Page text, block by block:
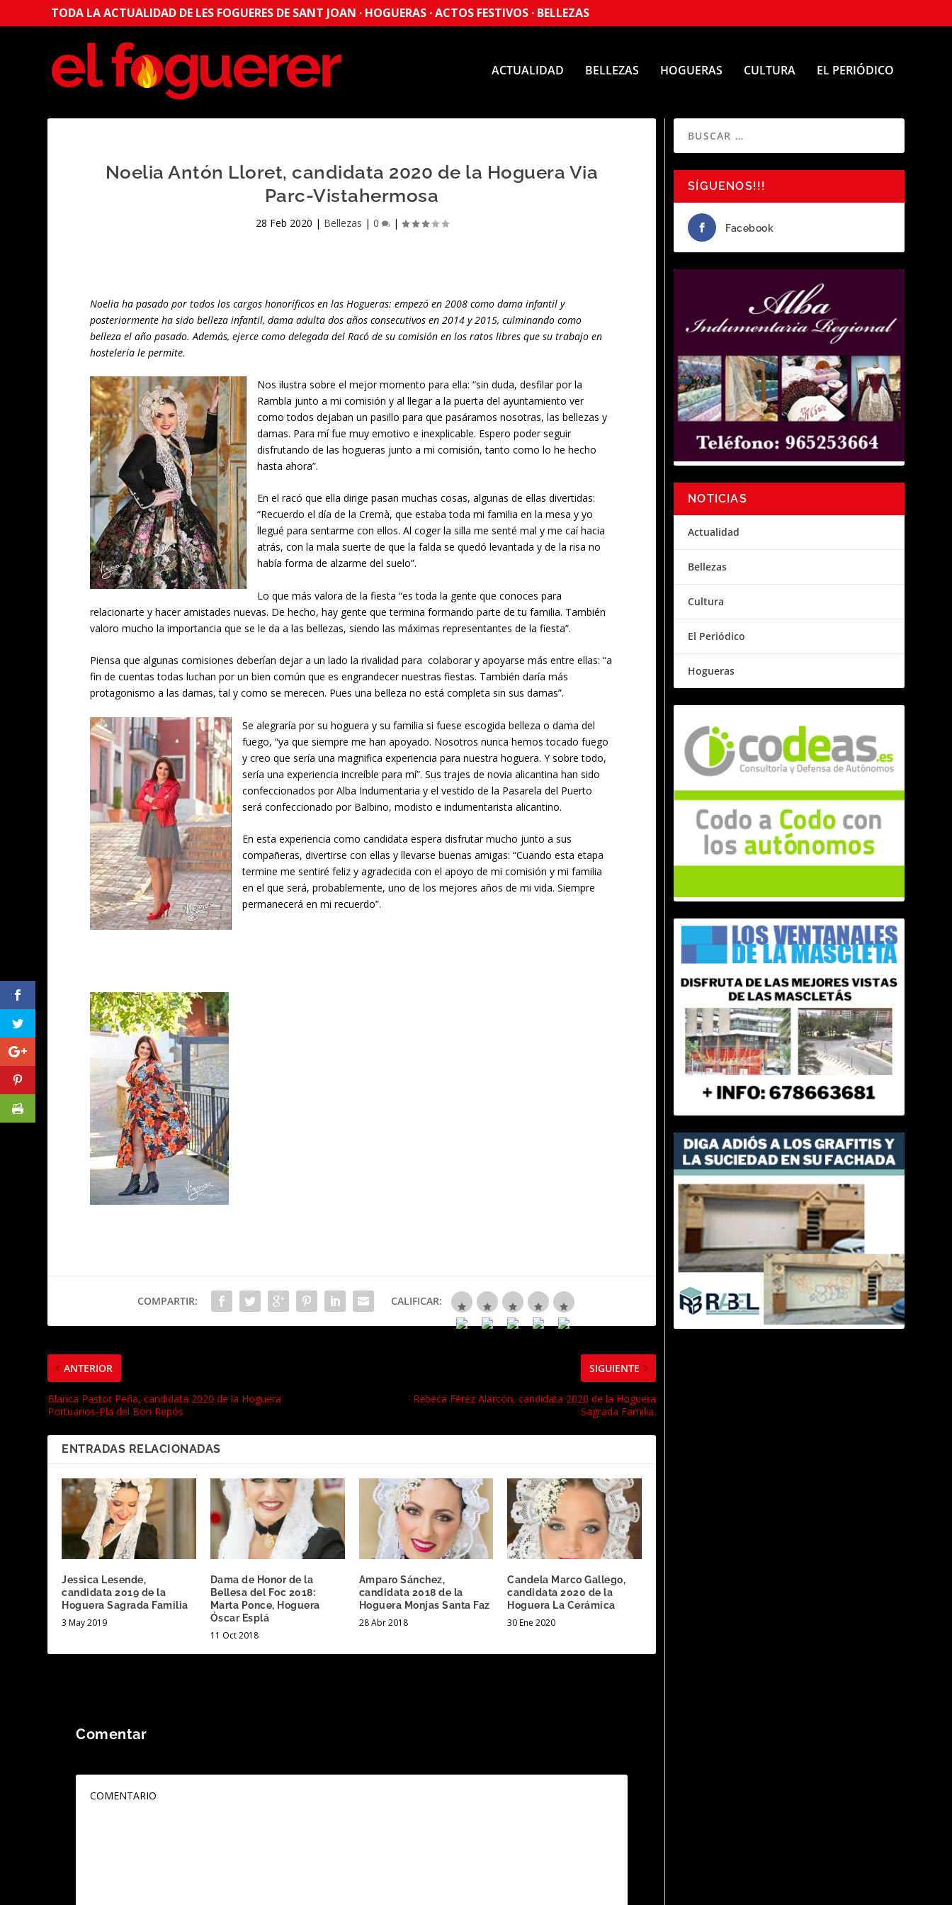
TODA LA ACTUALIDAD DE LES FOGUERES DE SANT JOAN · HOGUERAS · ACTOS FESTIVOS · BELLEZAS
ACTUALIDAD BELLEZAS HOGUERAS CULTURA EL PERIÓDICO
Noelia Antón Lloret, candidata 2020 de la Hoguera Via
Parc-Vistahermosa
28 Feb 2020 | Bellezas | 0 |
Noelia ha pasado por todos los cargos honoríficos en las Hogueras: empezó en 2008 como dama infantil y
posteriormente ha sido belleza infantil, dama adulta dos años consecutivos en 2014 y 2015, culminando como
belleza el año pasado. Además, ejerce como delegada del Racó de su comisión en los ratos libres que su trabajo en
hostelería le permite.
Nos ilustra sobre el mejor momento para ella: “sin duda, desfilar por la
Rambla junto a mi comisión y al llegar a la puerta del ayuntamiento ver
como todos dejaban un pasillo para que pasáramos nosotras, las bellezas y
damas. Para mí fue muy emotivo e inexplicable. Espero poder seguir
disfrutando de las hogueras junto a mi comisión, tanto como lo he hecho
hasta ahora”.
En el racó que ella dirige pasan muchas cosas, algunas de ellas divertidas:
“Recuerdo el día de la Cremà, que estaba toda mi familia en la mesa y yo
llegué para sentarme con ellos. Al coger la silla me senté mal y me caí hacia
atrás, con la mala suerte de que la falda se quedó levantada y de la risa no
había forma de alzarme del suelo”.
Lo que más valora de la fiesta “es toda la gente que conoces para
relacionarte y hacer amistades nuevas. De hecho, hay gente que termina formando parte de tu familia. También
valoro mucho la importancia que se le da a las bellezas, siendo las máximas representantes de la fiesta”.
Piensa que algunas comisiones deberían dejar a un lado la rivalidad para colaborar y apoyarse más entre ellas: “a
fin de cuentas todas luchan por un bien común que es engrandecer nuestras fiestas. También daría más
protagonismo a las damas, tal y como se merecen. Pues una belleza no está completa sin sus damas”.
Se alegraría por su hoguera y su familia si fuese escogida belleza o dama del
fuego, “ya que siempre me han apoyado. Nosotros nunca hemos tocado fuego
y creo que sería una magnifica experiencia para nuestra hoguera. Y sobre todo,
sería una experiencia increíble para mí”. Sus trajes de novia alicantina han sido
confeccionados por Alba Indumentaria y el vestido de la Pasarela del Puerto
será confeccionado por Balbino, modisto e indumentarista alicantino.
En esta experiencia como candidata espera disfrutar mucho junto a sus
compañeras, divertirse con ellas y llevarse buenas amigas: “Cuando esta etapa
termine me sentiré feliz y agradecida con el apoyo de mi comisión y mi familia
en el que será, probablemente, uno de los mejores años de mi vida. Siempre
permanecerá en mi recuerdo”.
COMPARTIR: CALIFICAR:
ANTERIOR
Blanca Pastor Peña, candidata 2020 de la Hoguera
Portuarios-Pla del Bon Repós
SIGUIENTE
Rebeca Férez Alarcón, candidata 2020 de la Hoguera
Sagrada Familia.
ENTRADAS RELACIONADAS
Jessica Lesende,
candidata 2019 de la
Hoguera Sagrada Familia
3 May 2019
Dama de Honor de la
Bellesa del Foc 2018:
Marta Ponce, Hoguera
Óscar Esplá
11 Oct 2018
Amparo Sánchez,
candidata 2018 de la
Hoguera Monjas Santa Faz
28 Abr 2018
Candela Marco Gallego,
candidata 2020 de la
Hoguera La Cerámica
30 Ene 2020
Comentar
SÍGUENOS!!!
Facebook
NOTICIAS
Actualidad
Bellezas
Cultura
El Periódico
Hogueras